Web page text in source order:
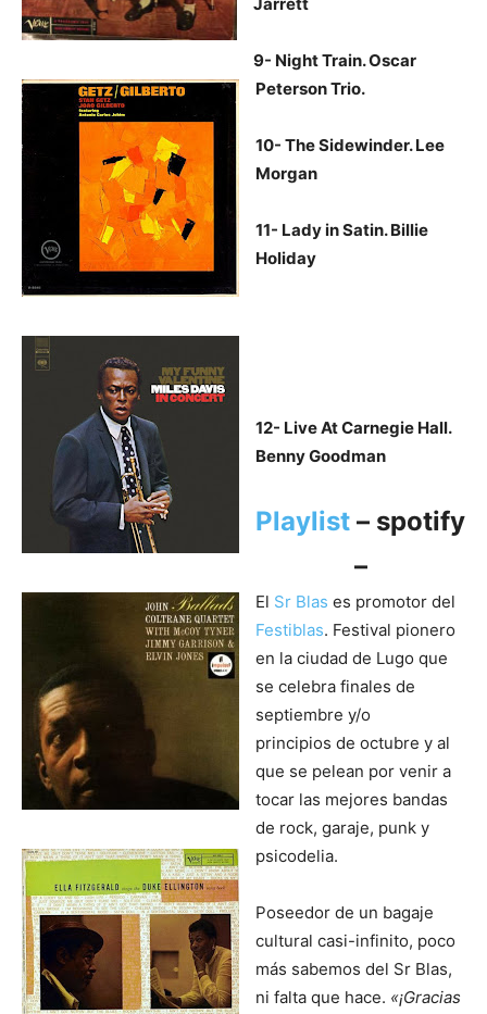
9- Night Train. Oscar
Peterson Trio.
10- The Sidewinder. Lee
Morgan
11- Lady in Satin. Billie
Holiday
12- Live At Carnegie Hall.
Benny Goodman
Playlist – spotify
–
El Sr Blas es promotor del
Festiblas. Festival pionero
en la ciudad de Lugo que
se celebra finales de
septiembre y/o
principios de octubre y al
que se pelean por venir a
tocar las mejores bandas
de rock, garaje, punk y
psicodelia.
Poseedor de un bagaje
cultural casi-infinito, poco
más sabemos del Sr Blas,
ni falta que hace. «¡Gracias